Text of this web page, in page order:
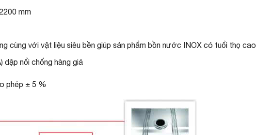
mm
cùng với vật liệu siêu bền giúp sản phẩm bồn nước INOX có tuổi thọ cao
dập nổi chống hàng giả
phép ± 5 %